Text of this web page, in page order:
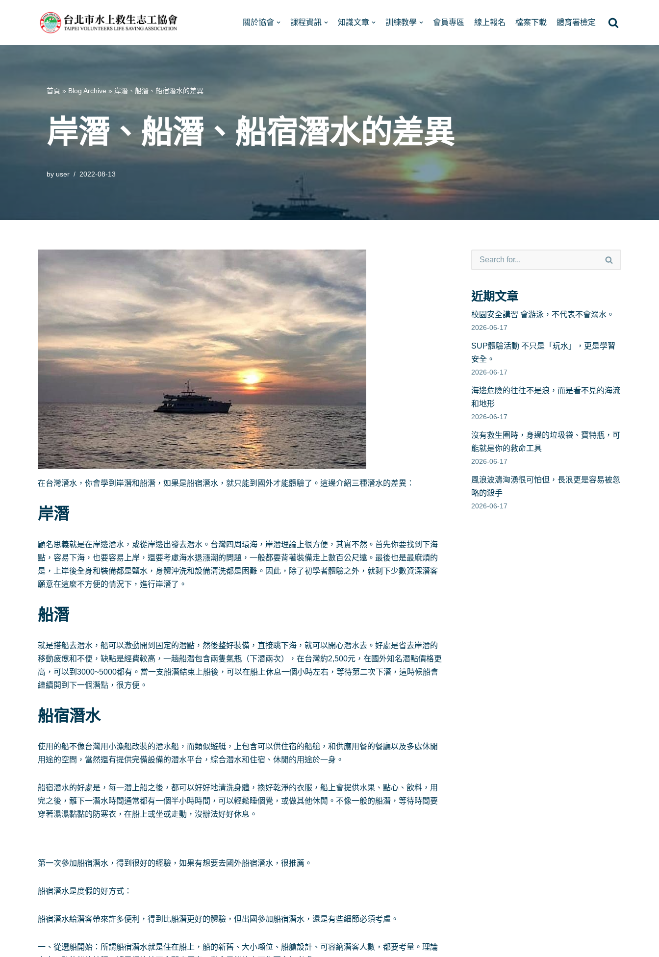
關於協會 課程資訊 知識文章 訓練教學 會員專區 線上報名 檔案下載 體育署檢定
首頁 » Blog Archive » 岸潛、船潛、船宿潛水的差異
岸潛、船潛、船宿潛水的差異
by user 2022-08-13
在台灣潛水，你會學到岸潛和船潛，如果是船宿潛水，就只能到國外才能體驗了。這邊介紹三種潛水的差異：
岸潛
顧名思義就是在岸邊潛水，或從岸邊出發去潛水。台灣四周環海，岸潛理論上很方便，其實不然。首先你要找到下海
點，容易下海，也要容易上岸，還要考慮海水退漲潮的問題，一般都要背著裝備走上數百公尺遠。最後也是最麻煩的
是，上岸後全身和裝備都是鹽水，身體沖洗和設備清洗都是困難。因此，除了初學者體驗之外，就剩下少數資深潛客
願意在這麼不方便的情況下，進行岸潛了。
船潛
就是搭船去潛水，船可以激動開到固定的潛點，然後整好裝備，直接跳下海，就可以開心潛水去。好處是省去岸潛的
移動疲憊和不便，缺點是經費較高，一趟船潛包含兩隻氣瓶（下潛兩次），在台灣約2,500元，在國外知名潛點價格更
高，可以到3000~5000都有。當一支船潛結束上船後，可以在船上休息一個小時左右，等待第二次下潛，這時候船會
繼續開到下一個潛點，很方便。
船宿潛水
使用的船不像台灣用小漁船改裝的潛水船，而類似遊艇，上包含可以供住宿的船艙，和供應用餐的餐廳以及多處休閒
用途的空間，當然還有提供完備設備的潛水平台，綜合潛水和住宿、休閒的用途於一身。
船宿潛水的好處是，每一潛上船之後，都可以好好地清洗身體，換好乾淨的衣服，船上會提供水果、點心、飲料，用
完之後，籬下一潛水時間通常都有一個半小時時間，可以輕鬆睡個覺，或做其他休閒。不像一般的船潛，等待時間要
穿著濕濕黏黏的防寒衣，在船上或坐或走動，沒辦法好好休息。
第一次參加船宿潛水，得到很好的經驗，如果有想要去國外船宿潛水，很推薦。
船宿潛水是度假的好方式：
船宿潛水給潛客帶來許多便利，得到比船潛更好的體驗，但出國參加船宿潛水，還是有些細節必須考慮。
一、從選船開始：所謂船宿潛水就是住在船上，船的新舊、大小噸位、船艙設計、可容納潛客人數，都要考量。理論
近期文章
校園安全講習 會游泳，不代表不會溺水。
2026-06-17
SUP體驗活動 不只是「玩水」，更是學習
安全。
2026-06-17
海邊危險的往往不是浪，而是看不見的海流
和地形
2026-06-17
沒有救生圈時，身邊的垃圾袋、寶特瓶，可
能就是你的救命工具
2026-06-17
風浪波濤洶湧很可怕但，長浪更是容易被忽
略的殺手
2026-06-17